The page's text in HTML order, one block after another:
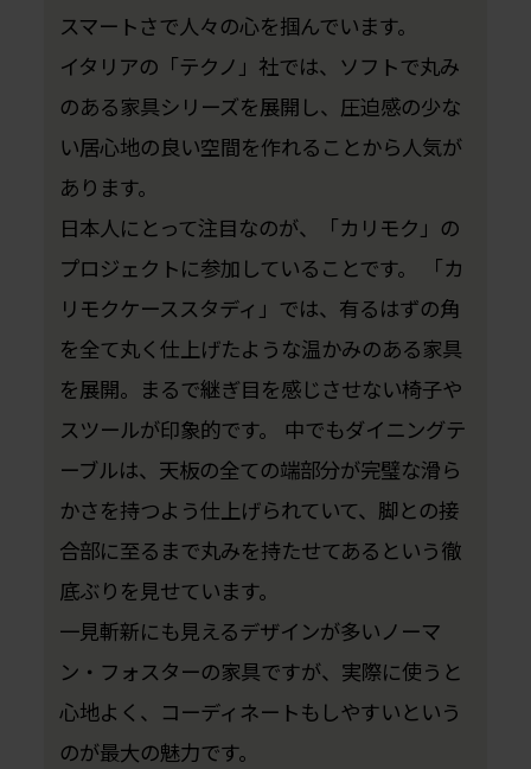
スマートさで人々の心を掴んでいます。
イタリアの「テクノ」社では、ソフトで丸み
のある家具シリーズを展開し、圧迫感の少な
い居心地の良い空間を作れることから人気が
あります。
日本人にとって注目なのが、「カリモク」の
プロジェクトに参加していることです。 「カ
リモクケーススタディ」では、有るはずの角
を全て丸く仕上げたような温かみのある家具
を展開。まるで継ぎ目を感じさせない椅子や
スツールが印象的です。 中でもダイニングテ
ーブルは、天板の全ての端部分が完璧な滑ら
かさを持つよう仕上げられていて、脚との接
合部に至るまで丸みを持たせてあるという徹
底ぶりを見せています。
一見斬新にも見えるデザインが多いノーマ
ン・フォスターの家具ですが、実際に使うと
心地よく、コーディネートもしやすいという
のが最大の魅力です。